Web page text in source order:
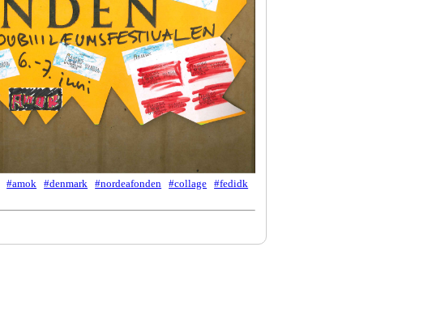
#amok #denmark #nordeafonden #collage
#fedidk